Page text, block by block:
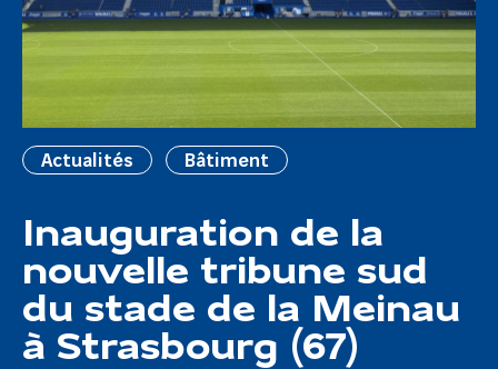
Actualités Bâtiment
Inauguration de la
nouvelle tribune sud
du stade de la Meinau
à Strasbourg (67)